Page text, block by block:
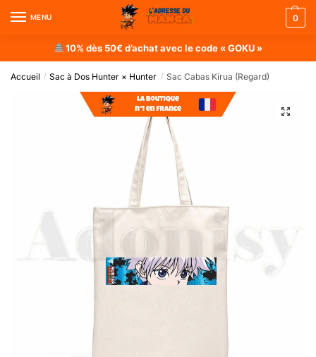
MENU 0
10% dès 50€ d’achat avec le code « GOKU »
Accueil / Sac à Dos Hunter × Hunter / Sac Cabas Kirua (Regard)